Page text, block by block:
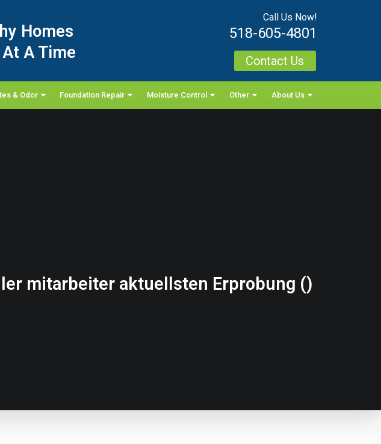
Homes
A Time
Call Us Now!
518-605-4801
Contact Us
& Odor Foundation Repair Moisture Control Other About Us
mitarbeiter aktuellsten Erprobung ()